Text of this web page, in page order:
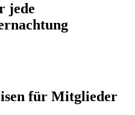
jede
für Mitglieder